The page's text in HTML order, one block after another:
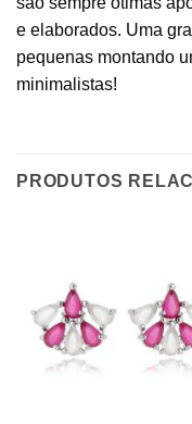
e elaborados. Uma
pequenas montando
minimalistas!
PRODUTOS